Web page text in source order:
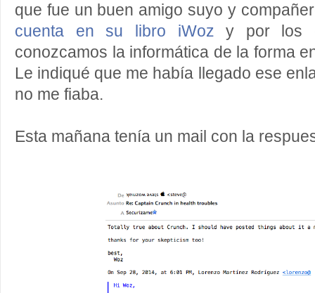
que fue un buen amigo suyo y
cuenta en su libro iWoz y por los
conozcamos la informática de la forma
Le indiqué que me había llegado ese
no me fiaba.
Esta mañana tenía un mail con la